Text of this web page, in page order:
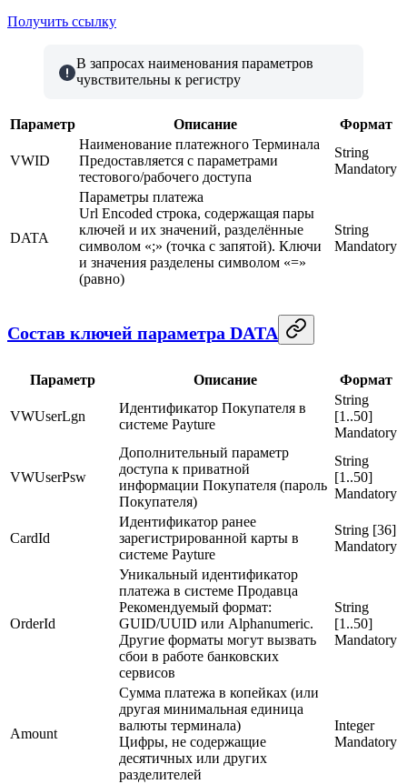
Получить ссылку
В запросах наименования параметров
чувствительны к регистру
Параметр Описание Формат
VWID
Наименование платежного Терминала
Предоставляется с параметрами
тестового/рабочего доступа
String
Mandatory
DATA
Параметры платежа
Url Encoded строка, содержащая пары
ключей и их значений, разделённые
символом «;» (точка с запятой). Ключи
и значения разделены символом «=»
(равно)
String
Mandatory
Состав ключей параметра DATA
Параметр Описание Формат
VWUserLgn
Идентификатор Покупателя в
системе Payture
String
[1..50]
Mandatory
VWUserPsw
Дополнительный параметр
доступа к приватной
информации Покупателя (пароль
Покупателя)
String
[1..50]
Mandatory
CardId
Идентификатор ранее
зарегистрированной карты в
системе Payture
String [36]
Mandatory
OrderId
Уникальный идентификатор
платежа в системе Продавца
Рекомендуемый формат:
GUID/UUID или Alphanumeric.
Другие форматы могут вызвать
сбои в работе банковских
сервисов
String
[1..50]
Mandatory
Amount
Сумма платежа в копейках (или
другая минимальная единица
валюты терминала)
Цифры, не содержащие
десятичных или других
разделителей
Integer
Mandatory